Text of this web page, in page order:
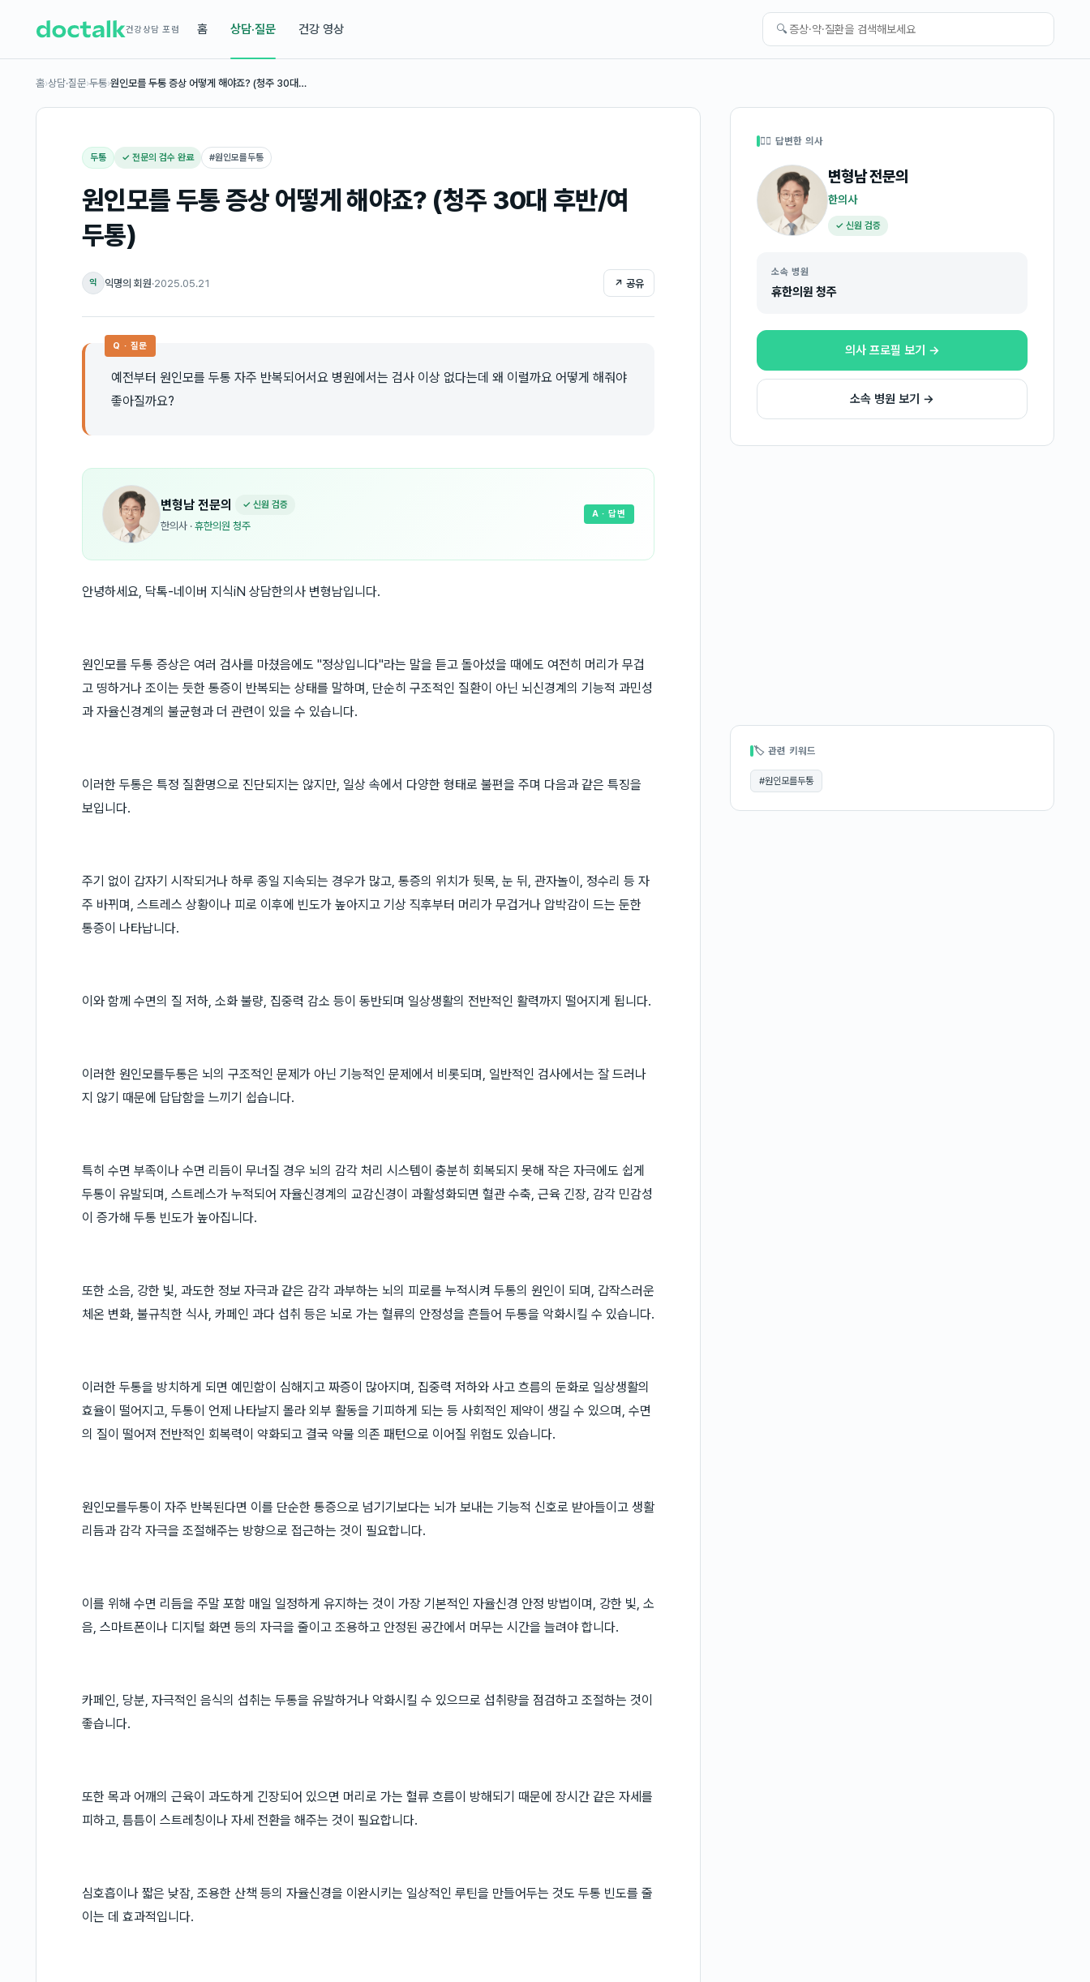
건강상담 포럼 홈 상담·질문 건강 영상 🔍
홈›상담·질문›두통›원인모를 두통 증상 어떻게 해야죠? (청주 30대…
두통 ✓ 전문의 검수 완료 #원인모를두통
원인모를 두통 증상 어떻게 해야죠? (청주 30대 후반/여
두통)
익 익명의 회원·2025.05.21 ↗ 공유
Q · 질문
예전부터 원인모를 두통 자주 반복되어서요 병원에서는 검사 이상 없다는데 왜 이럴까요 어떻게 해줘야
좋아질까요?
변형남 전문의 ✓ 신원 검증
한의사 · 휴한의원 청주
A · 답변
안녕하세요, 닥톡-네이버 지식iN 상담한의사 변형남입니다.
원인모를 두통 증상은 여러 검사를 마쳤음에도 "정상입니다"라는 말을 듣고 돌아섰을 때에도 여전히 머리가 무겁
고 띵하거나 조이는 듯한 통증이 반복되는 상태를 말하며, 단순히 구조적인 질환이 아닌 뇌신경계의 기능적 과민성
과 자율신경계의 불균형과 더 관련이 있을 수 있습니다.
이러한 두통은 특정 질환명으로 진단되지는 않지만, 일상 속에서 다양한 형태로 불편을 주며 다음과 같은 특징을
보입니다.
주기 없이 갑자기 시작되거나 하루 종일 지속되는 경우가 많고, 통증의 위치가 뒷목, 눈 뒤, 관자놀이, 정수리 등 자
주 바뀌며, 스트레스 상황이나 피로 이후에 빈도가 높아지고 기상 직후부터 머리가 무겁거나 압박감이 드는 둔한
통증이 나타납니다.
이와 함께 수면의 질 저하, 소화 불량, 집중력 감소 등이 동반되며 일상생활의 전반적인 활력까지 떨어지게 됩니다.
이러한 원인모를두통은 뇌의 구조적인 문제가 아닌 기능적인 문제에서 비롯되며, 일반적인 검사에서는 잘 드러나
지 않기 때문에 답답함을 느끼기 쉽습니다.
특히 수면 부족이나 수면 리듬이 무너질 경우 뇌의 감각 처리 시스템이 충분히 회복되지 못해 작은 자극에도 쉽게
두통이 유발되며, 스트레스가 누적되어 자율신경계의 교감신경이 과활성화되면 혈관 수축, 근육 긴장, 감각 민감성
이 증가해 두통 빈도가 높아집니다.
또한 소음, 강한 빛, 과도한 정보 자극과 같은 감각 과부하는 뇌의 피로를 누적시켜 두통의 원인이 되며, 갑작스러운
체온 변화, 불규칙한 식사, 카페인 과다 섭취 등은 뇌로 가는 혈류의 안정성을 흔들어 두통을 악화시킬 수 있습니다.
이러한 두통을 방치하게 되면 예민함이 심해지고 짜증이 많아지며, 집중력 저하와 사고 흐름의 둔화로 일상생활의
효율이 떨어지고, 두통이 언제 나타날지 몰라 외부 활동을 기피하게 되는 등 사회적인 제약이 생길 수 있으며, 수면
의 질이 떨어져 전반적인 회복력이 약화되고 결국 약물 의존 패턴으로 이어질 위험도 있습니다.
원인모를두통이 자주 반복된다면 이를 단순한 통증으로 넘기기보다는 뇌가 보내는 기능적 신호로 받아들이고 생활
리듬과 감각 자극을 조절해주는 방향으로 접근하는 것이 필요합니다.
이를 위해 수면 리듬을 주말 포함 매일 일정하게 유지하는 것이 가장 기본적인 자율신경 안정 방법이며, 강한 빛, 소
음, 스마트폰이나 디지털 화면 등의 자극을 줄이고 조용하고 안정된 공간에서 머무는 시간을 늘려야 합니다.
카페인, 당분, 자극적인 음식의 섭취는 두통을 유발하거나 악화시킬 수 있으므로 섭취량을 점검하고 조절하는 것이
좋습니다.
또한 목과 어깨의 근육이 과도하게 긴장되어 있으면 머리로 가는 혈류 흐름이 방해되기 때문에 장시간 같은 자세를
피하고, 틈틈이 스트레칭이나 자세 전환을 해주는 것이 필요합니다.
심호흡이나 짧은 낮잠, 조용한 산책 등의 자율신경을 이완시키는 일상적인 루틴을 만들어두는 것도 두통 빈도를 줄
이는 데 효과적입니다.
👩‍⚕️ 답변한 의사
변형남전문의
한의사
✓ 신원 검증
소속 병원
휴한의원 청주
의사 프로필 보기 →
소속 병원 보기 →
🏷 관련 키워드
#원인모를두통